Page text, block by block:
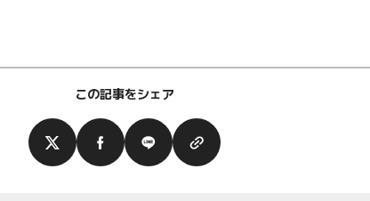
この記事をシェア